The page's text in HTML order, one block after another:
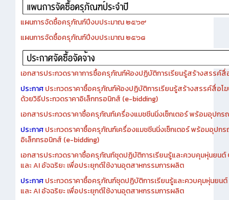
แผนการจัดซื้อครุภัณฑ์ปีงบประมาณ ๒๕๖๙
แผนการจัดซื้อครุภัณฑ์ปีงบประมาณ ๒๕๖๘
เอกสารประกวดราคาการซื้อครุภัณฑ์ห้องปฏิบัติการเรียนรู้สร้างสรรค์
ประกาศประกวดราคาซื้อครุภัณฑ์ห้องปฏิบัติการเรียนรู้สร้างสรรค์สื่อโ
ด้วยวิธีประกวดราคาอิเล็กทรอนิกส์ (e-bidding)
เอกสารประกวดราคาซื้อครุภัณฑ์เครื่องแมชชีนนิ่งเซ็กเตอร์ พร้อมอุปก
ประกาศประกวดราคาซื้อครุภัณฑ์เครื่องแมชชีนนิ่งเซ็กเตอร์ พร้อมอุปก
อิเล็กทรอนิกส์ (e-bidding)
เอกสารประกวดราคาซื้อครุภัณฑ์ชุดปฏิบัติการเรียนรู้และควบคุมหุ่นยน
และ AI อัจฉริยะ เพื่อประยุกต์ใช้งานอุตสาหกรรมการผลิต
ประกาศประกวดราคาซื้อครุภัณฑ์ชุดปฏิบัติการเรียนรู้และควบคุมหุ่นยน
และ AI อัจฉริยะ เพื่อประยุกต์ใช้งานอุตสาหกรรมการผลิต